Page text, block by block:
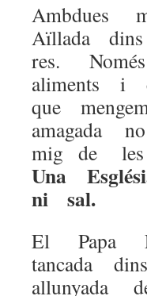
Ambdues
Aïllada
res.
aliments i
que
amagada
mig de
Una
ni sal.
El Papa
tancada